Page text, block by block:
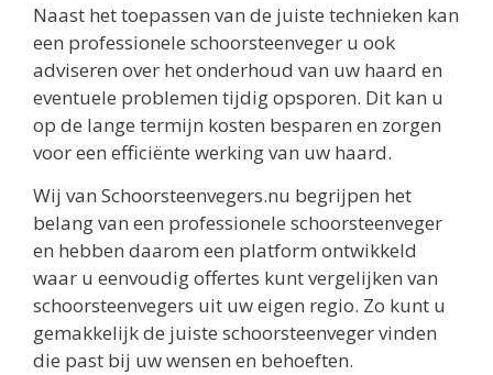
Naast het toepassen van de juiste technieken kan
een professionele schoorsteenveger u ook
adviseren over het onderhoud van uw haard en
eventuele problemen tijdig opsporen. Dit kan u
op de lange termijn kosten besparen en zorgen
voor een efficiënte werking van uw haard.
Wij van Schoorsteenvegers.nu begrijpen het
belang van een professionele schoorsteenveger
en hebben daarom een platform ontwikkeld
waar u eenvoudig offertes kunt vergelijken van
schoorsteenvegers uit uw eigen regio. Zo kunt u
gemakkelijk de juiste schoorsteenveger vinden
die past bij uw wensen en behoeften.